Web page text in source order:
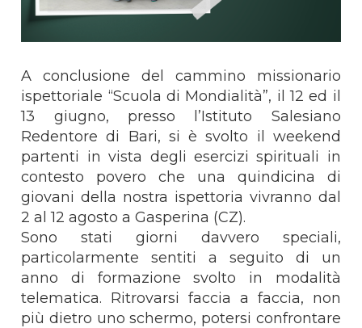
A conclusione del cammino missionario
ispettoriale “Scuola di Mondialità”, il 12 ed il
13 giugno, presso l’Istituto Salesiano
Redentore di Bari, si è svolto il weekend
partenti in vista degli esercizi spirituali in
contesto povero che una quindicina di
giovani della nostra ispettoria vivranno dal
2 al 12 agosto a Gasperina (CZ).
Sono stati giorni davvero speciali,
particolarmente sentiti a seguito di un
anno di formazione svolto in modalità
telematica. Ritrovarsi faccia a faccia, non
più dietro uno schermo, potersi confrontare